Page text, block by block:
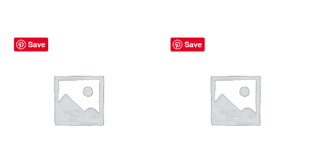
Save Save